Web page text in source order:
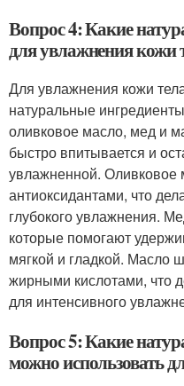
Вопрос 4: Какие
для увлажнения кожи
Для увлажнения кожи
натуральные
оливковое масло, мед и
быстро впитывается и
увлажненной. Оливковое
антиоксидантами, что
глубокого увлажнения.
которые помогают
мягкой и гладкой. Масло
жирными кислотами, что
для интенсивного
Вопрос 5: Какие
можно использовать